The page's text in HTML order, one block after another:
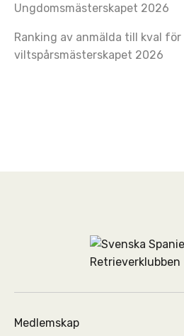
Ungdomsmästerskapet 2026
Ranking av anmälda till kval för
viltspårsmästerskapet 2026
Medlemskap